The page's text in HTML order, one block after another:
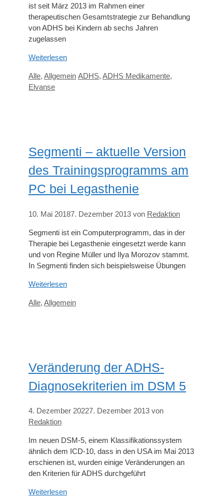
ist seit März 2013 im Rahmen einer
therapeutischen Gesamtstrategie zur Behandlung
von ADHS bei Kindern ab sechs Jahren
zugelassen
Weiterlesen
Kategorien
Alle, Allgemein Schlagwörter
ADHS, ADHS Medikamente,
Elvanse
Segmenti – aktuelle Version
des Trainingsprogramms am
PC bei Legasthenie
10. Mai 20187. Dezember 2013 von Redaktion
Segmenti ist ein Computerprogramm, das in der
Therapie bei Legasthenie eingesetzt werde kann
und von Regine Müller und Ilya Morozov stammt.
In Segmenti finden sich beispielsweise Übungen
Weiterlesen
Kategorien
Alle, Allgemein
Veränderung der ADHS-
Diagnosekriterien im DSM 5
4. Dezember 20227. Dezember 2013 von
Redaktion
Im neuen DSM-5, einem Klassifikationssystem
ähnlich dem ICD-10, dass in den USA im Mai 2013
erschienen ist, wurden einige Veränderungen an
den Kriterien für ADHS durchgeführt
Weiterlesen